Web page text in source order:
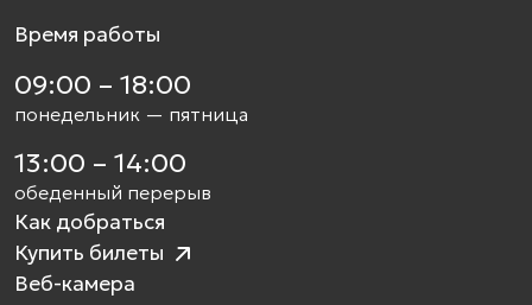
Время работы
09:00 – 18:00
понедельник — пятница
13:00 – 14:00
обеденный перерыв
Как добраться
Купить билеты
Веб-камера